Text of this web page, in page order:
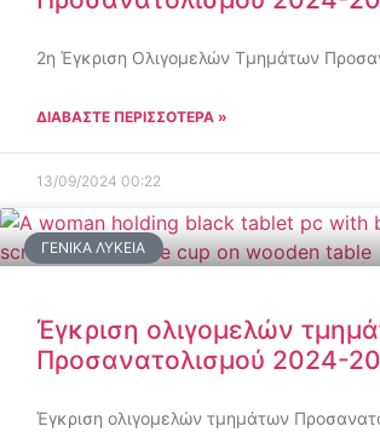
2η Έγκριση Ολιγομελών Τμημάτων
ΔΙΑΒΑΣΤΕ ΠΕΡΙΣΣΟΤΕΡΑ »
13/09/2024 00:22
ΓΕΝΙΚΆ ΛΎΚΕΙΑ
Έγκριση ολιγομελών
Προσανατολισμού 2024-
Έγκριση ολιγομελών τμημάτων